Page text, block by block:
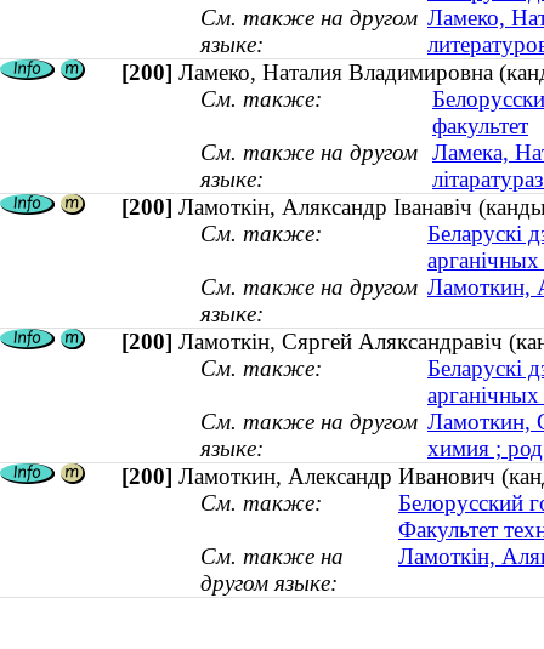
См. также на другом
языке:
Ламеко,
[200] Ламеко, Наталия Владимировна
См. также:
факультет
См. также на другом
языке:
Ламека,
[200] Ламоткін, Аляксандр Іванавіч
См. также:
Беларускі
См. также на другом
языке:
Ламоткин,
[200] Ламоткін, Сяргей Аляксандравіч
См. также:
Беларускі
См. также на другом
языке:
Ламоткин,
химия ;
[200] Ламоткин, Александр Иванович
См. также:
Белорусский
Факультет
См. также на
другом языке:
Ламоткін,